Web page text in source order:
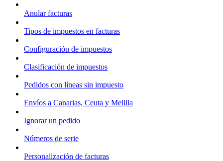
Anular facturas
Tipos de impuestos en facturas
Configuración de impuestos
Clasificación de impuestos
Pedidos con líneas sin impuesto
Envíos a Canarias, Ceuta y Melilla
Ignorar un pedido
Números de serie
Personalización de facturas